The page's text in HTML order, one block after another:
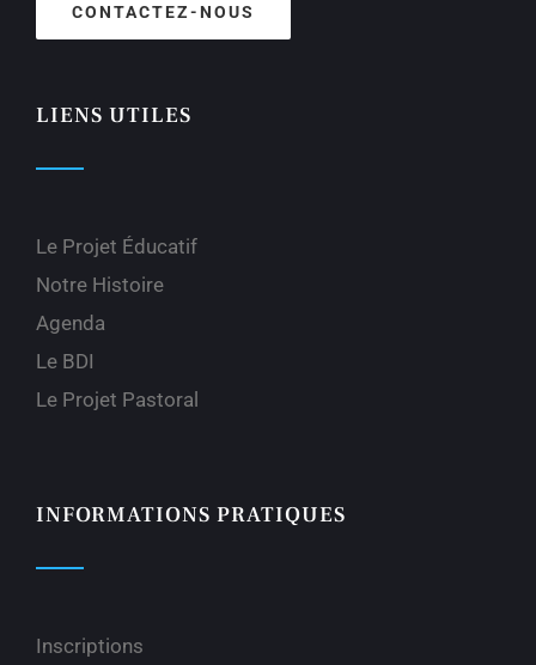
CONTACTEZ-NOUS
LIENS UTILES
Le Projet Éducatif
Notre Histoire
Agenda
Le BDI
Le Projet Pastoral
INFORMATIONS PRATIQUES
Inscriptions